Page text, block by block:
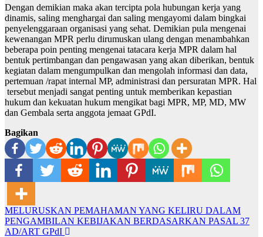
Dengan demikian maka akan tercipta pola hubungan kerja yang
dinamis, saling menghargai dan saling mengayomi dalam bingkai
penyelenggaraan organisasi yang sehat. Demikian pula mengenai
kewenangan MPR perlu dirumuskan ulang dengan menambahkan
beberapa poin penting mengenai tatacara kerja MPR dalam hal
bentuk pertimbangan dan pengawasan yang akan diberikan, bentuk
kegiatan dalam mengumpulkan dan mengolah informasi dan data,
pertemuan /rapat internal MP, administrasi dan persuratan MPR. Hal
tersebut menjadi sangat penting untuk memberikan kepastian
hukum dan kekuatan hukum mengikat bagi MPR, MP, MD, MW
dan Gembala serta anggota jemaat GPdI.
Bagikan
Post
navigation
MELURUSKAN PEMAHAMAN YANG KELIRU DALAM
PENGAMBILAN KEBIJAKAN BERDASARKAN PASAL 37
AD/ART GPdI